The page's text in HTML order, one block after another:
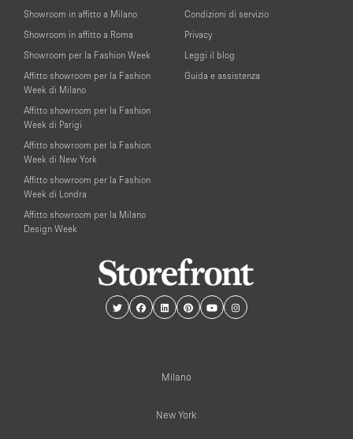
Showroom in affitto a Milano
Showroom in affitto a Roma
Showroom per la Fashion Week
Affitto showroom per la Fashion
Week di Milano
Affitto showroom per la Fashion
Week di Parigi
Affitto showroom per la Fashion
Week di New York
Affitto showroom per la Fashion
Week di Londra
Affitto showroom per la Milano
Design Week
Condizioni di servizio
Privacy
Leggi il blog
Guida e assistenza
Milano
New York